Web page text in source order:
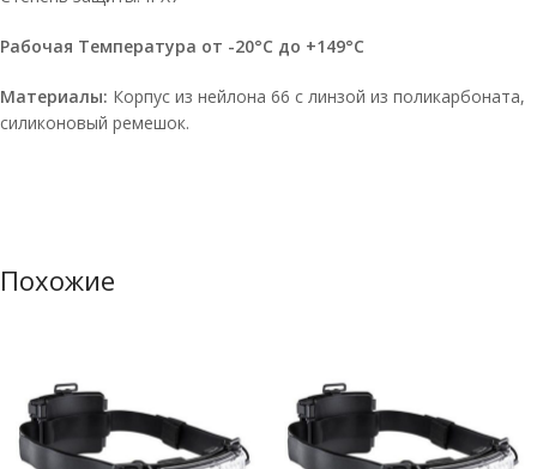
Рабочая Температура от -20°C до +149°C
Материалы: Корпус из нейлона 66 с линзой из поликарбоната,
силиконовый ремешок.
Похожие